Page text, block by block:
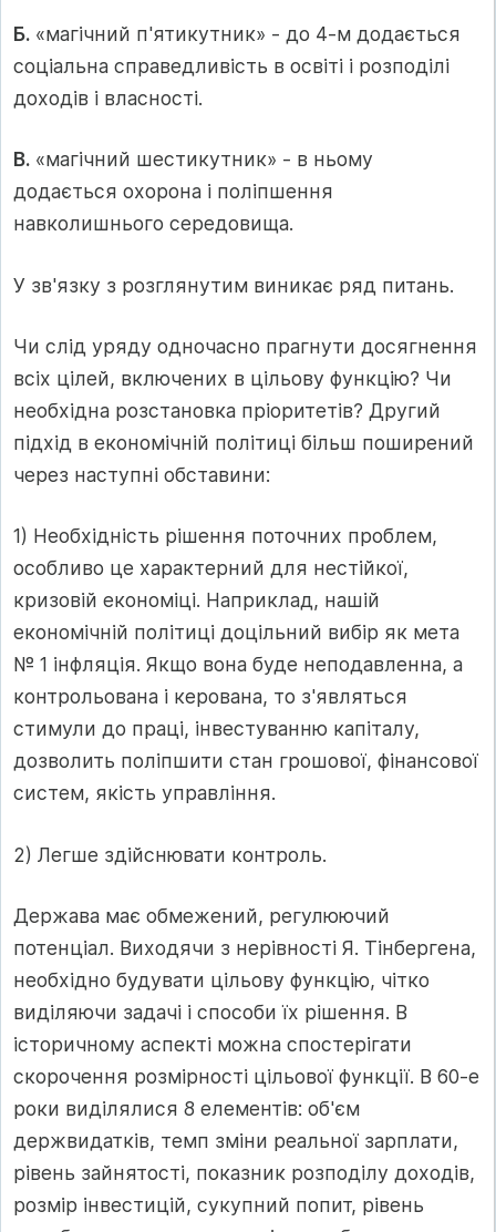
Б. «магічний п'ятикутник» - до 4-м додається
соціальна справедливість в освіті і розподілі
доходів і власності.
В. «магічний шестикутник» - в ньому
додається охорона і поліпшення
навколишнього середовища.
У зв'язку з розглянутим виникає ряд питань.
Чи слід уряду одночасно прагнути досягнення
всіх цілей, включених в цільову функцію? Чи
необхідна розстановка пріоритетів? Другий
підхід в економічній політиці більш поширений
через наступні обставини:
1) Необхідність рішення поточних проблем,
особливо це характерний для нестійкої,
кризовій економіці. Наприклад, нашій
економічній політиці доцільний вибір як мета
№ 1 інфляція. Якщо вона буде неподавленна, а
контрольована і керована, то з'являться
стимули до праці, інвестуванню капіталу,
дозволить поліпшити стан грошової, фінансової
систем, якість управління.
2) Легше здійснювати контроль.
Держава має обмежений, регулюючий
потенціал. Виходячи з нерівності Я. Тінбергена,
необхідно будувати цільову функцію, чітко
виділяючи задачі і способи їх рішення. В
історичному аспекті можна спостерігати
скорочення розмірності цільової функції. В 60-е
роки виділялися 8 елементів: об'єм
держвидатків, темп зміни реальної зарплати,
рівень зайнятості, показник розподілу доходів,
розмір інвестицій, сукупний попит, рівень